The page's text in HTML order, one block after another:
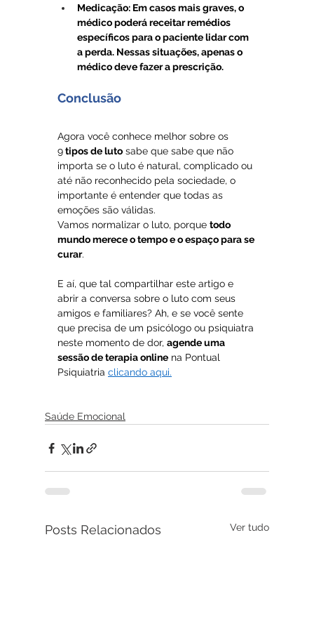
Medicação: Em casos mais graves, o
médico poderá receitar remédios
específicos para o paciente lidar com
a perda. Nessas situações, apenas o
médico deve fazer a prescrição.
Conclusão
Agora você conhece melhor sobre os
9 tipos de luto sabe que sabe que não
importa se o luto é natural, complicado ou
até não reconhecido pela sociedade, o
importante é entender que todas as
emoções são válidas.
Vamos normalizar o luto, porque todo
mundo merece o tempo e o espaço para se
curar.
E aí, que tal compartilhar este artigo e
abrir a conversa sobre o luto com seus
amigos e familiares? Ah, e se você sente
que precisa de um psicólogo ou psiquiatra
neste momento de dor, agende uma
sessão de terapia online na Pontual
Psiquiatria clicando aqui.
Saúde Emocional
Posts Relacionados Ver tudo